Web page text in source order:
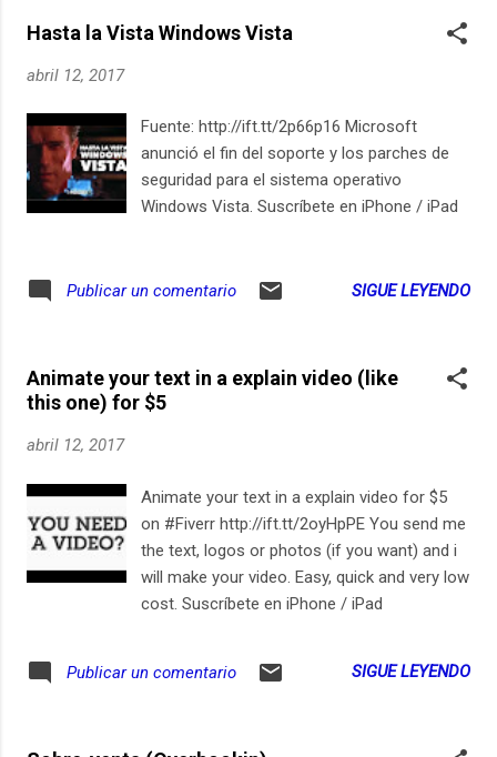
(departamento cuya capital es Medellín) y el
Medellín. El #disco completo puede
descargarse #gratis, incluyendo todas las
piezas musicales y las imagenes de las
páginas del librillo que lo acompaña, en este
Hasta la Vista Windows Vista
abril 12, 2017
Fuente: http://ift.tt/2p66p16 Microsoft
anunció el fin del soporte y los parches de
seguridad para el sistema operativo
Windows Vista. Suscríbete en iPhone / iPad
Publicar un comentario SIGUE LEYENDO
Animate your text in a explain video (like
this one) for $5
abril 12, 2017
Animate your text in a explain video for $5
on #Fiverr http://ift.tt/2oyHpPE You send me
the text, logos or photos (if you want) and i
will make your video. Easy, quick and very low
cost. Suscríbete en iPhone / iPad
Publicar un comentario SIGUE LEYENDO